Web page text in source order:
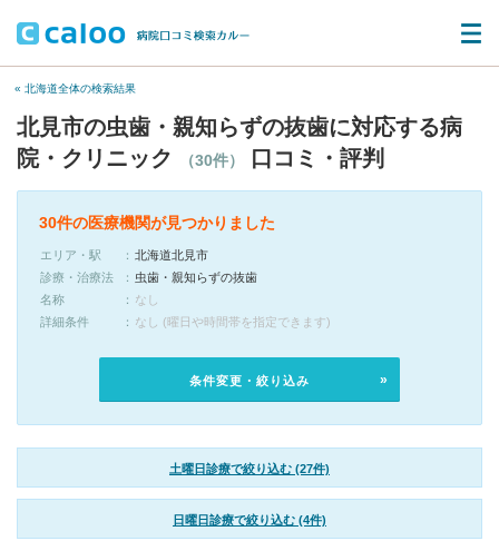
« 北海道全体の検索結果
北見市の虫歯・親知らずの抜歯に対応する病
院・クリニック
（30件） 口コミ・評判
30件の医療機関が見つかりました
エリア・駅
北海道北見市
診療・治療法
虫歯・親知らずの抜歯
名称
なし
詳細条件
なし (曜日や時間帯を指定できます)
条件変更・絞り込み
土曜日診療で絞り込む (27件)
日曜日診療で絞り込む (4件)